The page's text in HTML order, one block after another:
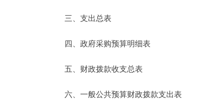
走进北京
北京概况
绿色北京
三、支出总表
四、政府采购预算明细表
五、财政拨款收支总表
六、一般公共预算财政拨款支出表